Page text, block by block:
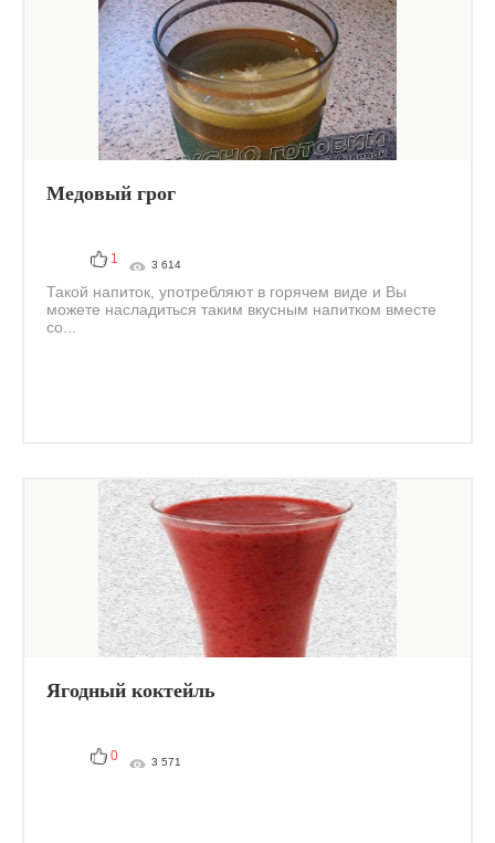
Медовый грог
1 3 614
Такой напиток, употребляют в горячем виде и Вы
можете насладиться таким вкусным напитком вместе
со...
Ягодный коктейль
0 3 571